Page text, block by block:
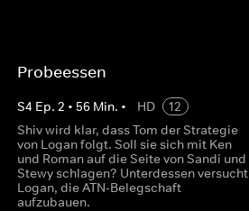
Probeessen
S4 Ep.2 • 56 Min. • HD
12
Shiv wird klar, dass Tom der Strategie
von Logan folgt. Soll sie sich mit Ken
und Roman auf die Seite von Sandi und
Stewy schlagen? Unterdessen versucht
Logan, die ATN-Belegschaft
aufzubauen.